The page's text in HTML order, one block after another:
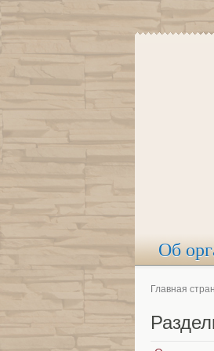
Об
Главная